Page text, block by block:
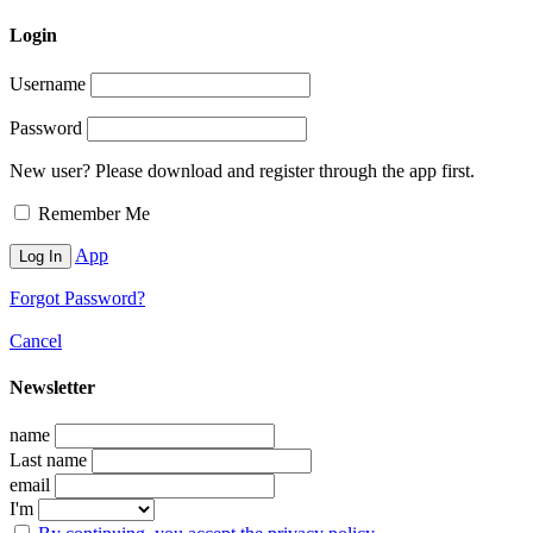
Login
Username
Password
New user? Please download and register through the app first.
Remember Me
App
Forgot Password?
Cancel
Newsletter
name
Last name
email
I'm